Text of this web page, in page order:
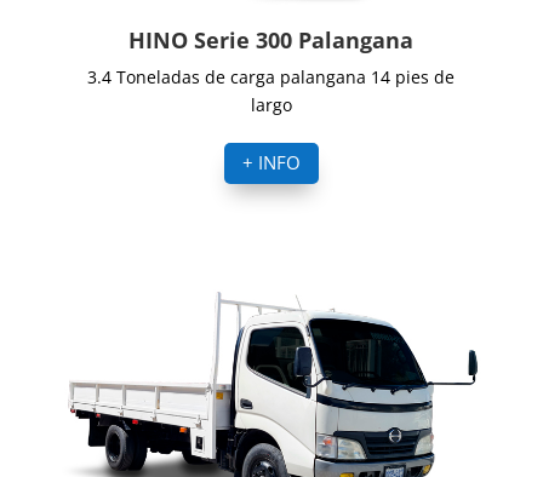
HINO Serie 300 Palangana
3.4 Toneladas de carga palangana 14 pies de
largo
+ INFO